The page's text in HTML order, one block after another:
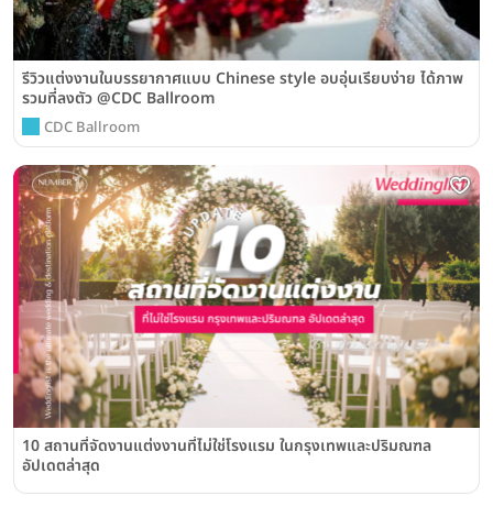
รีวิวแต่งงานในบรรยากาศแบบ Chinese style อบอุ่นเรียบง่าย ได้ภาพ
รวมที่ลงตัว @CDC Ballroom
CDC Ballroom
10 สถานที่จัดงานแต่งงานที่ไม่ใช่โรงแรม ในกรุงเทพและปริมณฑล
อัปเดตล่าสุด